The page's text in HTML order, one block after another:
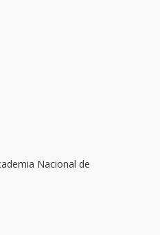
Nacional de